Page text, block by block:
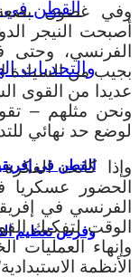
القطن في
وفرص تعظيم
وفي غضون بضعة
أصبحت النيجر
الفرنسي، وحتى
بجيب من السيادة
عديدا من القوى
ونحن مثلهم –
لوضع حد نهائي
وإذا كانت
الحضور عسكريا
الفرنسي في
الوقت لتفكيك
وإنهاء العمليات
الأنظمة